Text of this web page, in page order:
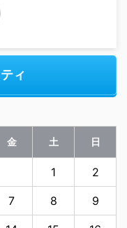
ィ
金 土 日
1 2
7 8 9